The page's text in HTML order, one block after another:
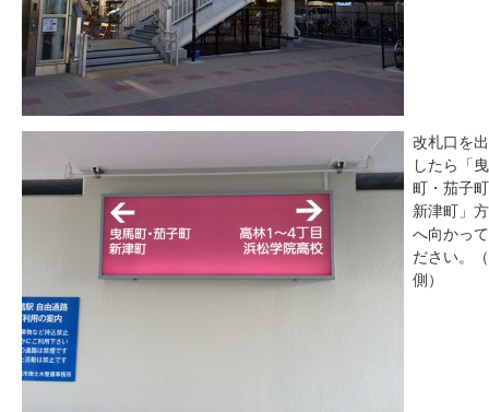
改札口を
したら「
町・茄子
新津町」
へ向かっ
ださい。
側）